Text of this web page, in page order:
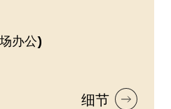
办公)
细节